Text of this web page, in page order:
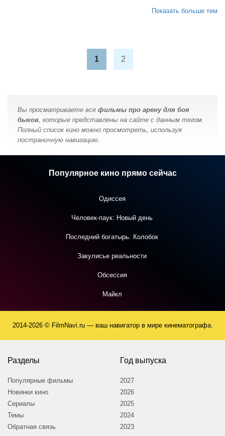
Показать больше тем
1 2
Вы просматриваете все фильмы про арену для боя
быков, которые представлены на сайте с данным тегом.
Полный список кино можно просмотреть, используя
постраничную навигацию.
Популярное кино прямо сейчас
Одиссея
Человек-паук: Новый день
Последний богатырь. Колобок
Закулисье реальности
Обсессия
Майкл
2014-2026 © FilmNavi.ru — ваш навигатор в мире кинематографа.
Разделы
Популярные фильмы
Новинки кино
Сериалы
Темы
Обратная связь
Год выпуска
2027
2026
2025
2024
2023